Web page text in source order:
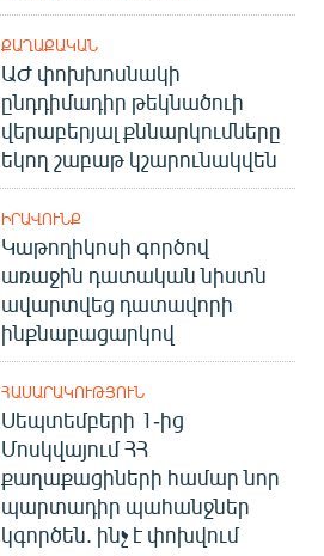
ՔԱՂԱՔԱԿԱՆ
ԱԺ փոխխոսնակի
ընդդիմադիր թեկնածուի
վերաբերյալ քննարկումները
եկող շաբաթ կշարունակվեն
ԻՐԱՎՈՒՆՔ
Կաթողիկոսի գործով
առաջին դատական նիստն
ավարտվեց դատավորի
ինքնաբացարկով
ՀԱՍԱՐԱԿՈՒԹՅՈՒՆ
Սեպտեմբերի 1-ից
Մոսկվայում ՀՀ
քաղաքացիների համար նոր
պարտադիր պահանջներ
կգործեն. ինչ է փոխվում